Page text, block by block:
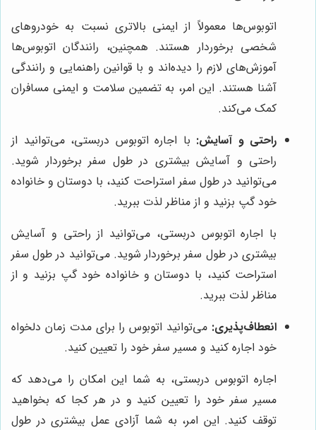
اتوبوس‌ها معمولاً از ایمنی بالاتری نسبت به خودروهای
شخصی برخوردار هستند. همچنین، رانندگان اتوبوس‌ها
آموزش‌های لازم را دیده‌اند و با قوانین راهنمایی و رانندگی
آشنا هستند. این امر، به تضمین سلامت و ایمنی مسافران
کمک می‌کند.
راحتی و آسایش: با اجاره اتوبوس دربستی، می‌توانید از
راحتی و آسایش بیشتری در طول سفر برخوردار شوید.
می‌توانید در طول سفر استراحت کنید، با دوستان و خانواده
خود گپ بزنید و از مناظر لذت ببرید.
با اجاره اتوبوس دربستی، می‌توانید از راحتی و آسایش
بیشتری در طول سفر برخوردار شوید. می‌توانید در طول سفر
استراحت کنید، با دوستان و خانواده خود گپ بزنید و از
مناظر لذت ببرید.
انعطاف‌پذیری: می‌توانید اتوبوس را برای مدت زمان دلخواه
خود اجاره کنید و مسیر سفر خود را تعیین کنید.
اجاره اتوبوس دربستی، به شما این امکان را می‌دهد که
مسیر سفر خود را تعیین کنید و در هر کجا که بخواهید
توقف کنید. این امر، به شما آزادی عمل بیشتری در طول